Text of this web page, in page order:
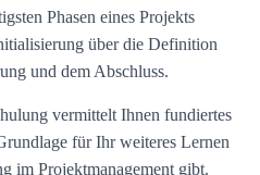
Phasen eines Projekts
über die Definition
und dem Abschluss.
vermittelt Ihnen fundiertes
für Ihr weiteres Lernen
im Projektmanagement gibt.